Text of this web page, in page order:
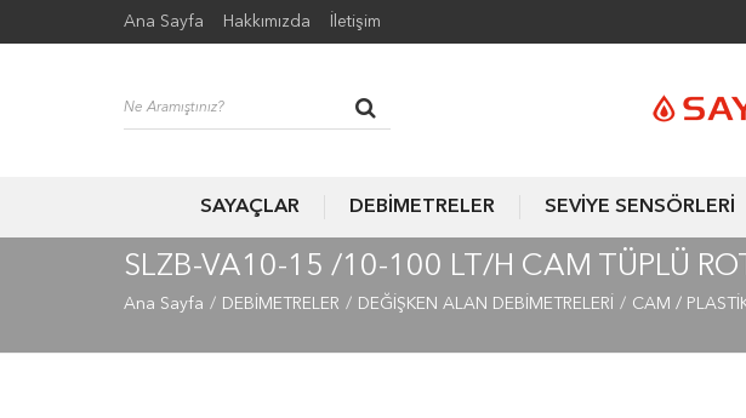
Ana Sayfa Hakkımızda İletişim
SAYAÇLAR DEBİMETRELER SEVİYE SENSÖRLERİ
SLZB-VA10-15 /10-100 LT/H CAM TÜPLÜ
Ana Sayfa DEBİMETRELER DEĞİŞKEN ALAN DEBİMETRELERİ CAM /